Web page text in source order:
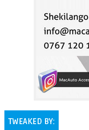
TWEAKED BY: